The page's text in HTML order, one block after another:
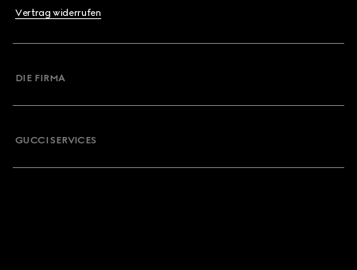
Vertrag widerrufen
DIE FIRMA
GUCCI SERVICES